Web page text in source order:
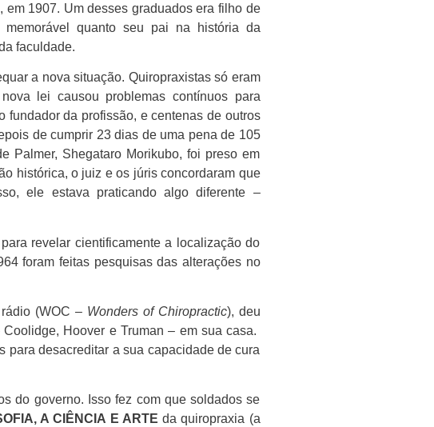
em 1907. Um desses graduados era filho de
quanto seu pai na história da
faculdade.
a nova situação. Quiropraxistas só eram
lei causou problemas contínuos para
fundador da profissão, e centenas de outros
de cumprir 23 dias de uma pena de 105
Palmer, Shegataro Morikubo, foi preso em
histórica, o juiz e os júris concordaram que
ele estava praticando algo diferente –
revelar cientificamente a localização do
foram feitas pesquisas das alterações no
(WOC – Wonders of Chiropractic), deu
Hoover e Truman – em sua casa.
​​para desacreditar a sua capacidade de cura
do governo. Isso fez com que soldados se
A CIÊNCIA E ARTE da quiropraxia (a